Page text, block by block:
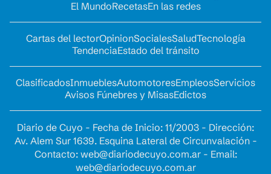
El MundoRecetasEn las redes
Cartas del lectorOpinionSocialesSaludTecnología
TendenciaEstado del tránsito
ClasificadosInmueblesAutomotoresEmpleosServicios
Avisos Fúnebres y MisasEdictos
Diario de Cuyo - Fecha de Inicio: 11/2003 - Dirección:
Av. Alem Sur 1639. Esquina Lateral de Circunvalación -
Contacto: web@diariodecuyo.com.ar- Email:
web@diariodecuyo.com.ar